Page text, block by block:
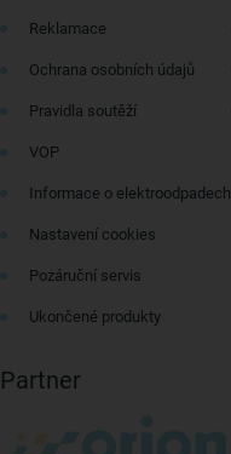
Reklamace
Ochrana osobních údajů
Pravidla soutěží
VOP
Informace o elektroodpadech
Nastavení cookies
Pozáruční servis
Ukončené produkty
Partner